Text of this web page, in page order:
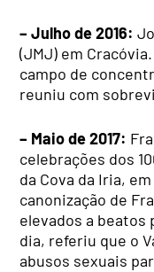
– Julho de 2016:
(JMJ) em
campo de
reuniu com
– Maio de 2017:
celebrações dos
da Cova da Iria,
canonização de
elevados a beatos
dia, referiu que o
abusos sexuais